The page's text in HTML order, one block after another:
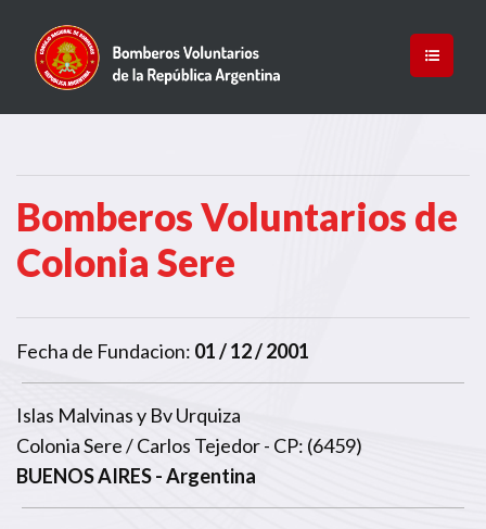
Bomberos Voluntarios de
Colonia Sere
Fecha de Fundacion: 01 / 12 / 2001
Islas Malvinas y Bv Urquiza
Colonia Sere / Carlos Tejedor - CP: (6459)
BUENOS AIRES- Argentina